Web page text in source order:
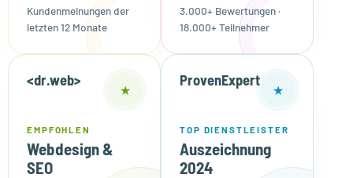
Kundenmeinungen der
letzten 12 Monate
3.000+ Bewertungen ·
18.000+ Teilnehmer
<dr.web>
★
EMPFOHLEN
Webdesign &
SEO
ProvenExpert
★
TOP DIENSTLEISTER
Auszeichnung
2024